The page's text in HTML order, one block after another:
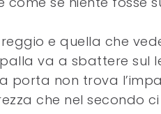
e quella che
va a sbattere sul
porta non trova
che nel secondo